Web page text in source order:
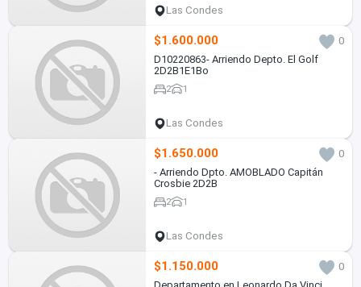
Las Condes
$1.600.000
0
D10220863- Arriendo Depto. El Golf
2D2B1E1Bo
2 1
Las Condes
$1.650.000
0
- Arriendo Dpto. AMOBLADO Capitán
Crosbie 2D2B
2 1
Las Condes
$1.150.000
0